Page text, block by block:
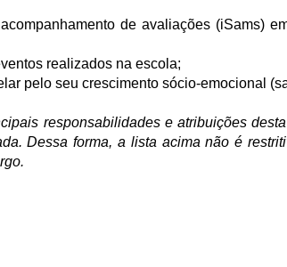
de avaliações (iSams)
realizados na escola;
pelo seu crescimento sócio-emocional
responsabilidades e atribuições
Dessa forma, a lista acima não é